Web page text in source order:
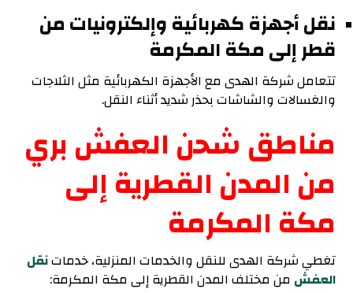
نقل أجهزة كهربائية وإلكترونيات من
قطر إلى مكة المكرمة
تتعامل شركة الهدى مع الأجهزة الكهربائية مثل الثلاجات
والغسالات والشاشات بحذر شديد أثناء النقل.
مناطق شحن العفش بري
من المدن القطرية إلى
مكة المكرمة
تغطي شركة الهدى للنقل والخدمات المنزلية، خدماتنقل
العفش من مختلف المدن القطرية إلى مكة المكرمة: